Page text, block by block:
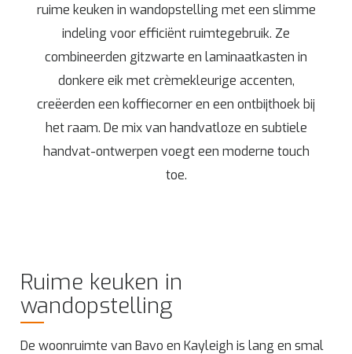
ruime keuken in wandopstelling met een slimme
indeling voor efficiënt ruimtegebruik. Ze
combineerden gitzwarte en laminaatkasten in
donkere eik met crèmekleurige accenten,
creëerden een koffiecorner en een ontbijthoek bij
het raam. De mix van handvatloze en subtiele
handvat-ontwerpen voegt een moderne touch
toe.
Ruime keuken in
wandopstelling
De woonruimte van Bavo en Kayleigh is lang en smal